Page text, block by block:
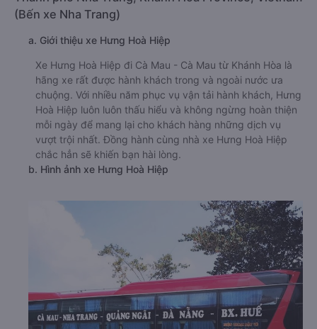
(Bến xe Nha Trang)
a. Giới thiệu xe Hưng Hoà Hiệp
Xe Hưng Hoà Hiệp đi Cà Mau - Cà Mau từ Khánh Hòa là
hãng xe rất được hành khách trong và ngoài nước ưa
chuộng. Với nhiều năm phục vụ vận tải hành khách, Hưng
Hoà Hiệp luôn luôn thấu hiểu và không ngừng hoàn thiện
mỗi ngày để mang lại cho khách hàng những dịch vụ
vượt trội nhất. Đồng hành cùng nhà xe Hưng Hoà Hiệp
chắc hẳn sẽ khiến bạn hài lòng.
b. Hình ảnh xe Hưng Hoà Hiệp